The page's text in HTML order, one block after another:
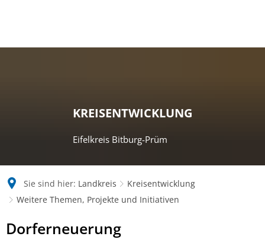
KREISENTWICKLUNG
Eifelkreis Bitburg-Prüm
Sie sind hier: Landkreis
Kreisentwicklung
Weitere Themen, Projekte und Initiativen
Dorferneuerung
Dorferneuerung